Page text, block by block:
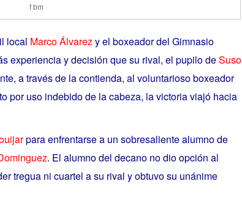
f bm
local Marco Álvarezy el boxeador del Gimnasio
experiencia y decisión que su rival, el pupilo deSuso
a través de la contienda, al voluntarioso boxeador
por uso indebido de la cabeza, la victoria viajó hacia
para enfrentarse a un sobresaliente alumno de
. El alumno del decano no dio opción al
tregua ni cuartel a su rival y obtuvo su unánime